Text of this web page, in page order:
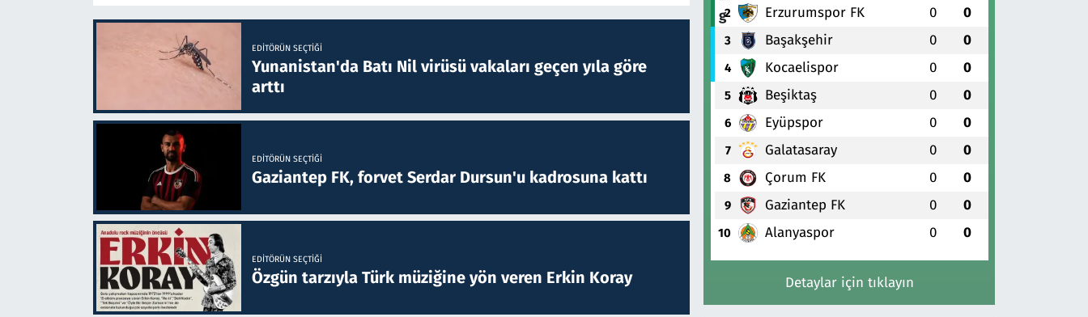
EDITÖRÜN SEÇTIĞI
Yunanistan'da Batı Nil virüsü vakaları geçen yıla göre
arttı
EDITÖRÜN SEÇTIĞI
Gaziantep FK, forvet Serdar Dursun'u kadrosuna kattı
EDITÖRÜN SEÇTIĞI
Özgün tarzıyla Türk müziğine yön veren Erkin Koray
2 Erzurumspor FK 0 0
3 Başakşehir 0 0
4 Kocaelispor 0 0
5 Beşiktaş 0 0
6 Eyüpspor 0 0
7 Galatasaray 0 0
8 Çorum FK 0 0
9 Gaziantep FK 0 0
10 Alanyaspor 0 0
Detaylar için tıklayın